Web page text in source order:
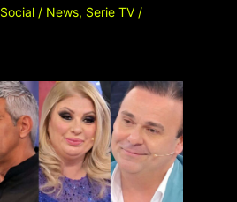
Social/ News, Serie TV/